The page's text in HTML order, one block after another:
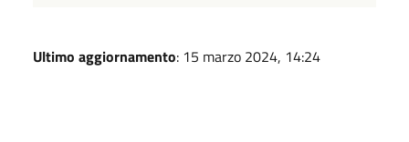
Ultimo aggiornamento: 15 marzo 2024, 14:24